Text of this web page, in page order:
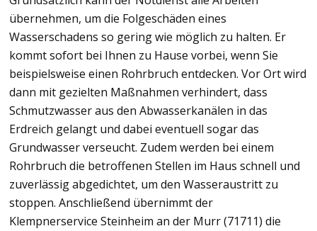
übernehmen, um die Folgeschäden eines
Wasserschadens so gering wie möglich zu halten. Er
kommt sofort bei Ihnen zu Hause vorbei, wenn Sie
beispielsweise einen Rohrbruch entdecken. Vor Ort wird
dann mit gezielten Maßnahmen verhindert, dass
Schmutzwasser aus den Abwasserkanälen in das
Erdreich gelangt und dabei eventuell sogar das
Grundwasser verseucht. Zudem werden bei einem
Rohrbruch die betroffenen Stellen im Haus schnell und
zuverlässig abgedichtet, um den Wasseraustritt zu
stoppen. Anschließend übernimmt der
Klempnerservice Steinheim an der Murr (71711) die